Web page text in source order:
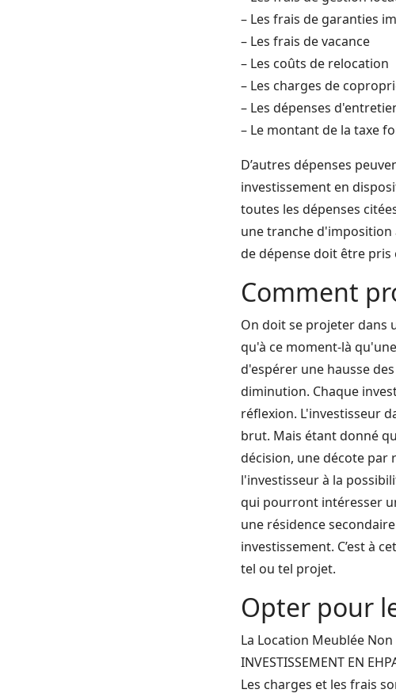
– Les frais de garanties
– Les frais de vacance
– Les coûts de relocation
– Les charges de
– Les dépenses
– Le montant de la taxe
D’autres dépenses
investissement en
toutes les dépenses
une tranche d'imposition
de dépense doit être
Comment
On doit se projeter dans
qu'à ce moment-là
d'espérer une hausse
diminution. Chaque
réflexion. L'investisseur
brut. Mais étant donné
décision, une décote par
l'investisseur à la
qui pourront intéresser
une résidence
investissement. C’est à
tel ou tel projet.
Opter pour
La Location Meublée
INVESTISSEMENT EN
Les charges et les frais